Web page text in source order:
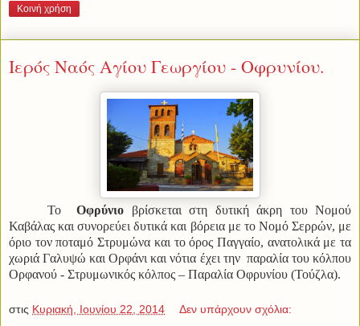
Κοινή χρήση
Ιερός Ναός Αγίου Γεωργίου - Οφρυνίου.
Το Οφρύνιο βρίσκεται στη δυτική άκρη του Νομού
Καβάλας και συνορεύει δυτικά και βόρεια με το Νομό Σερρών, με
όριο τον ποταμό Στρυμώνα και το όρος Παγγαίο, ανατολικά με τα
χωριά Γαλυψώ και Ορφάνι και νότια έχει την παραλία του κόλπου
Ορφανού - Στρυμωνικός κόλπος – Παραλία Οφρυνίου (Τούζλα).
στις Κυριακή, Ιουνίου 22, 2014 Δεν υπάρχουν σχόλια: